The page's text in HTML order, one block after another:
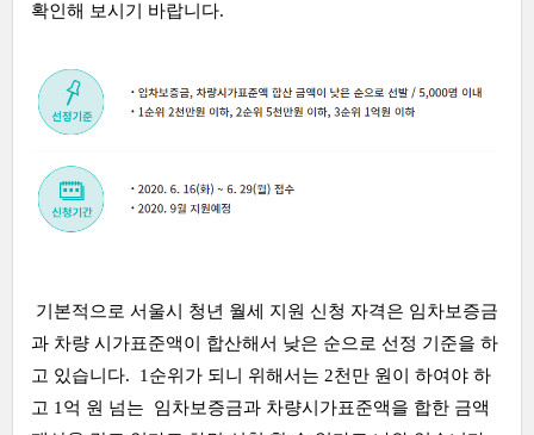
확인해 보시기 바랍니다.
기본적으로 서울시 청년 월세 지원 신청 자격은 임차보증금
과 차량 시가표준액이 합산해서 낮은 순으로 선정 기준을 하
고 있습니다. 1순위가 되니 위해서는 2천만 원이 하여야 하
고 1억 원 넘는 임차보증금과 차량시가표준액을 합한 금액